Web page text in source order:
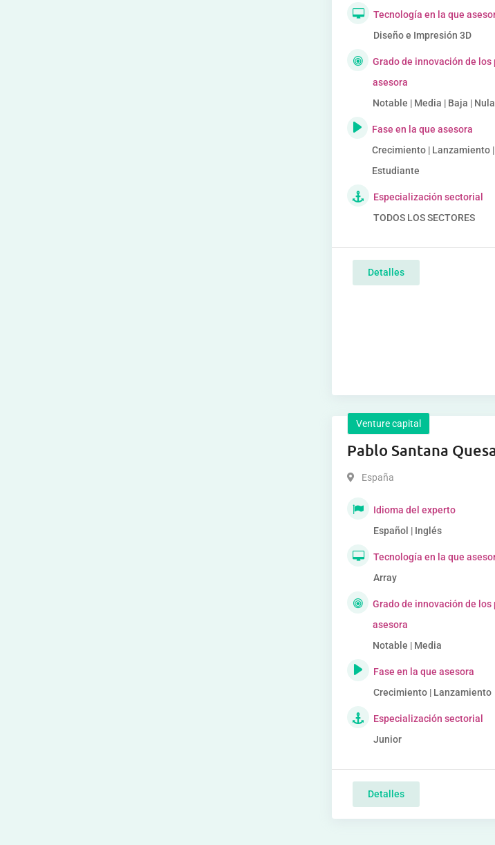
Tecnología en la que
Diseño e Impresión 3D
Grado de innovación de los
asesora
Notable | Media | Baja | Nula
Fase en la que asesora
Crecimiento | Lanzamiento |
Estudiante
Especialización sectorial
TODOS LOS SECTORES
Detalles
Venture capital
Pablo Santana
España
Idioma del experto
Español | Inglés
Tecnología en la que
Array
Grado de innovación de los
asesora
Notable | Media
Fase en la que asesora
Crecimiento | Lanzamiento
Especialización sectorial
Junior
Detalles